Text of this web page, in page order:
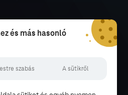
és más hasonló
szabás A sütikről